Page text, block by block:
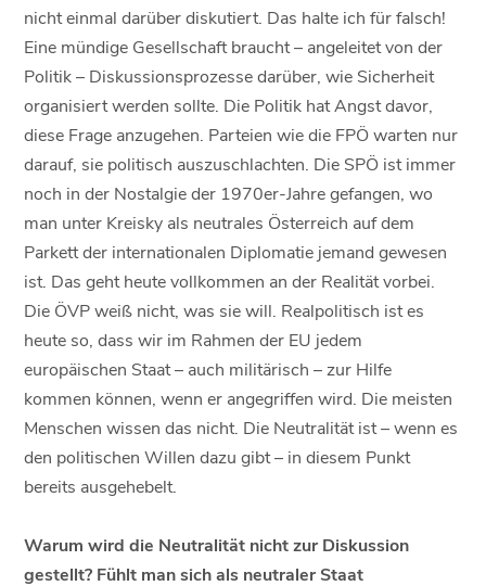
nicht einmal darüber diskutiert. Das halte ich für falsch!
Eine mündige Gesellschaft braucht – angeleitet von der
Politik – Diskussionsprozesse darüber, wie Sicherheit
organisiert werden sollte. Die Politik hat Angst davor,
diese Frage anzugehen. Parteien wie die FPÖ warten nur
darauf, sie politisch auszuschlachten. Die SPÖ ist immer
noch in der Nostalgie der 1970er-Jahre gefangen, wo
man unter Kreisky als neutrales Österreich auf dem
Parkett der internationalen Diplomatie jemand gewesen
ist. Das geht heute vollkommen an der Realität vorbei.
Die ÖVP weiß nicht, was sie will. Realpolitisch ist es
heute so, dass wir im Rahmen der EU jedem
europäischen Staat – auch militärisch – zur Hilfe
kommen können, wenn er angegriffen wird. Die meisten
Menschen wissen das nicht. Die Neutralität ist – wenn es
den politischen Willen dazu gibt – in diesem Punkt
bereits ausgehebelt.
Warum wird die Neutralität nicht zur Diskussion
gestellt? Fühlt man sich als neutraler Staat